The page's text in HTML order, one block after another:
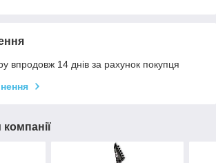
впродовж 14 днів за рахунок покупця
компанії